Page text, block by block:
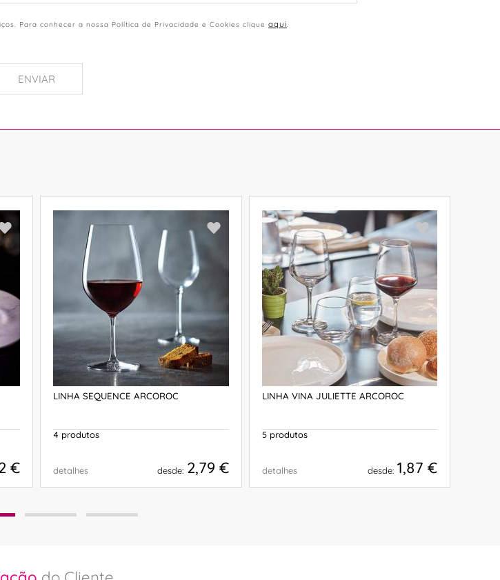
Para conhecer a nossa Política de Privacidade e Cookies clique aqui.
ENVIAR
€
LINHA SEQUENCE ARCOROC
4 produtos
detalhes desde: 2,79 €
LINHA VINA JULIETTE ARCOROC
5 produtos
detalhes desde: 1,87 €